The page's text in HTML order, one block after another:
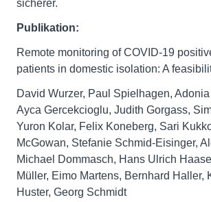
sicherer.
Publikation:
Remote monitoring of COVID-19
patients in domestic isolation: A
David Wurzer, Paul Spielhagen,
Ayca Gercekcioglu, Judith Gorgass,
Yuron Kolar, Felix Koneberg, Sari
McGowan, Stefanie Schmid-Eisinger,
Michael Dommasch, Hans Ulrich
Müller, Eimo Martens, Bernhard Haller,
Huster, Georg Schmidt